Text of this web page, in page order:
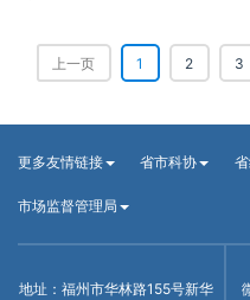
体温计。 一、玻璃体温计 使用
上一页 1 2 3
更多友情链接 省市科协
市场监督管理局
地址：福州市华林路155号新华